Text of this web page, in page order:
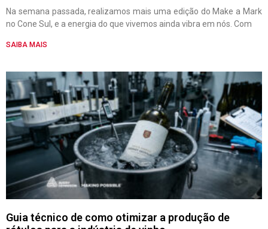
Na semana passada, realizamos mais uma edição do Make a Mark
no Cone Sul, e a energia do que vivemos ainda vibra em nós. Com
SAIBA MAIS
Guia técnico de como otimizar a produção de